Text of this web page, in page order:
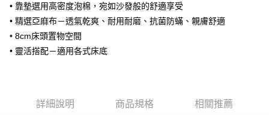
消。如遇「轉專審核」未通過狀況，表示未達大哥付你分期系統評分，恕無
法說明評估內容。
【繳款方式說明】
1.分期款項不併入電信帳單，「大哥付你分期」於每月結算日後寄送繳費提
醒簡訊。
1.本服務係由「台灣大哥大股份有限公司」（以下簡稱本公司）所提供，讓
２．便利：只要手機號碼，簡訊認證，即可結帳。
３．安心：先確認商品／服務後，再付款。
【「AFTEE先享後付」結帳流程】
１．於結帳方式選擇「AFTEE先享後付」後，將跳轉至「AFTEE先享後付」
※ 請注意：結帳手續完成當下不需立刻繳費，但若您需要取消訂單，請聯絡
運送方式
➤一般商品『宅配寄送』：1.車趟為週一至六 2.無組裝，只送至一
樓 3.購買大型家具，可一同配送組裝
免運費
每筆NT$3,000，滿NT$1(含以上)免運費
• 靠墊選用高密度泡棉，宛如沙發般的舒適享受
• 精選亞麻布－透氣乾爽、耐用耐磨、抗菌防蟎、親膚舒適
• 8cm床頭置物空間
• 靈活搭配－適用各式床底
詳細說明 商品規格 相關推薦